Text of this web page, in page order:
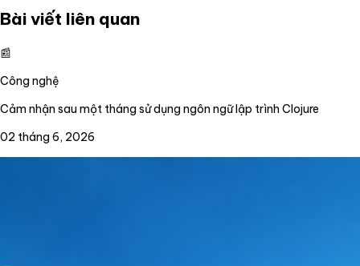
Bài viết liên quan
📰
Công nghệ
Cảm nhận sau một tháng sử dụng ngôn ngữ lập trình Clojure
02 tháng 6, 2026